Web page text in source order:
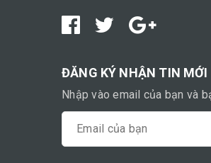
ĐĂNG KÝ NHẬN TIN MỚI
Nhập vào email của bạn và